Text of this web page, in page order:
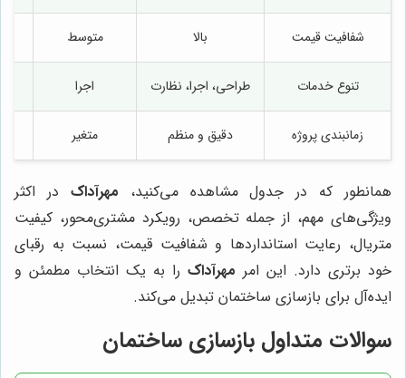
شفافیت قیمت بالا متوسط
تنوع خدمات طراحی، اجرا، نظارت اجرا
زمانبندی پروژه دقیق و منظم متغیر
همانطور که در جدول مشاهده می‌کنید، مهرآداک در اکثر
ویژگی‌های مهم، از جمله تخصص، رویکرد مشتری‌محور، کیفیت
متریال، رعایت استانداردها و شفافیت قیمت، نسبت به رقبای
خود برتری دارد. این امر مهرآداک را به یک انتخاب مطمئن و
ایده‌آل برای بازسازی ساختمان تبدیل می‌کند.
سوالات متداول بازسازی ساختمان